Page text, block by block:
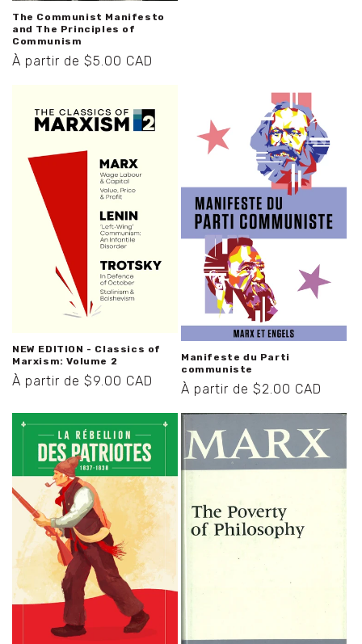
The Communist Manifesto
and The Principles of
Communism
Prix
À partir de $5.00 CAD
NEW EDITION - Classics of
Marxism: Volume 2
Prix
À partir de $9.00 CAD
Manifeste du Parti
communiste
Prix
À partir de $2.00 CAD